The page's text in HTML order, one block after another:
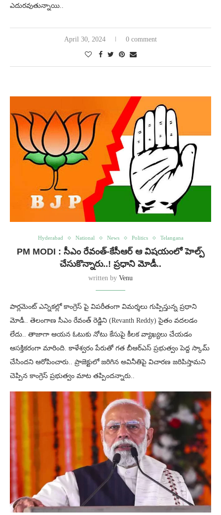
ఎదురవుతున్నాయి..
April 30, 2024 0 comment
Hyderabad National News Politics Telangana
PM MODI : సీఎం రేవంత్-కేసీఆర్ ఆ విషయంలో హెల్ప్
చేసుకొన్నారు..! ప్రధాని మోడీ..
written by Venu
పార్లమెంట్ ఎన్నికల్లో కాంగ్రెస్ పై విపరీతంగా విమర్శలు గుప్పిస్తున్న ప్రధాని
మోడీ.. తెలంగాణ సీఎం రేవంత్ రెడ్డిని (Revanth Reddy) సైతం వదలడం
లేదు.. తాజాగా ఆయన ఓటుకు నోటు కేసుపై కీలక వ్యాఖ్యలు చేయడం
ఆసక్తికరంగా మారింది. కాళేశ్వరం పేరుతో గత బీఆర్ఎస్ ప్రభుత్వం పెద్ద స్కామ్
చేసిందని ఆరోపించారు.. ప్రాజెక్టులో జరిగిన అవినీతిపై విచారణ జరిపిస్తామని
చెప్పిన కాంగ్రెస్ ప్రభుత్వం మాట తప్పిందన్నారు..